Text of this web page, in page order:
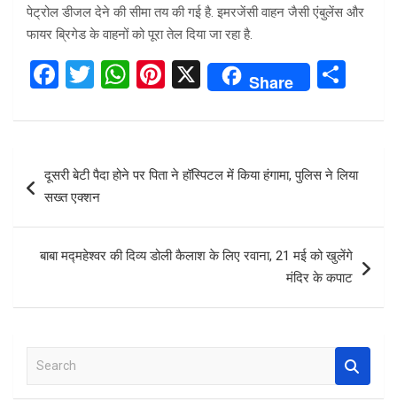
पेट्रोल डीजल देने की सीमा तय की गई है. इमरजेंसी वाहन जैसी एंबुलेंस और
फायर ब्रिगेड के वाहनों को पूरा तेल दिया जा रहा है.
F
ce
b
o
k
T
tt
er
W
at
A
p
Pi
er
es
t
X Share
ar
navigation
दूसरी बेटी पैदा होने पर पिता ने हॉस्पिटल में किया हंगामा, पुलिस ने लिया
सख्त एक्शन
बाबा मद्महेश्वर की दिव्य डोली कैलाश के लिए रवाना, 21 मई को खुलेंगे
मंदिर के कपाट